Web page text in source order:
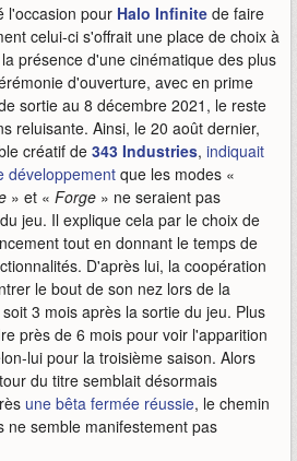
l'occasion pour Halo Infinite de faire
celui-ci s'offrait une place de choix à
présence d'une cinématique des plus
d'ouverture, avec en prime
sortie au 8 décembre 2021, le reste
reluisante. Ainsi, le 20 août dernier,
créatif de 343 Industries, indiquait
développement que les modes «
» et « Forge » ne seraient pas
jeu. Il explique cela par le choix de
tout en donnant le temps de
D'après lui, la coopération
le bout de son nez lors de la
3 mois après la sortie du jeu. Plus
près de 6 mois pour voir l'apparition
lui pour la troisième saison. Alors
du titre semblait désormais
une bêta fermée réussie, le chemin
ne semble manifestement pas